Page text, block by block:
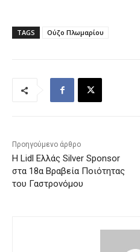
TAGS Ούζο Πλωμαρίου
Προηγούμενο άρθρο
Η Lidl Ελλάς Silver Sponsor
στα 18α Βραβεία Ποιότητας
του Γαστρονόμου